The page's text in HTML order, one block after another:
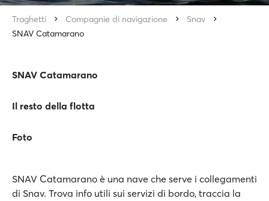
Traghetti Compagnie di navigazione
Snav
SNAV Catamarano
SNAV Catamarano
Il resto della flotta
Foto
SNAV Catamarano è una nave che serve i collegamenti
di Snav. Trova info utili sui servizi di bordo, traccia la